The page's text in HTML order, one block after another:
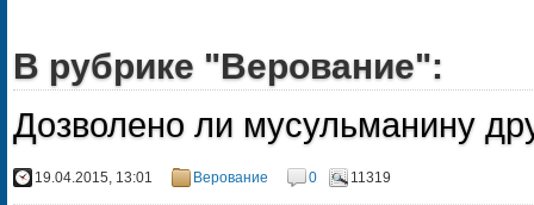
В рубрике "Верование":
Дозволено ли мусульманину
19.04.2015, 13:01 Верование 0 11319